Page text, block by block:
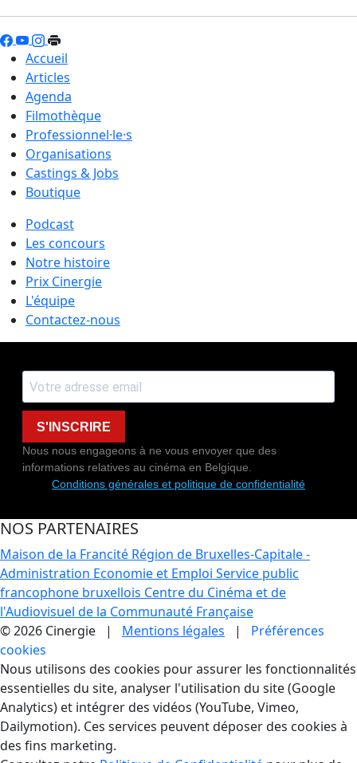
Accueil
Articles
Agenda
Filmothèque
Professionnel·le·s
Organisations
Castings & Jobs
Boutique
Podcast
Les concours
Notre histoire
Prix Cinergie
L'équipe
Contactez-nous
S'INSCRIRE
Nous nous engageons à ne vous envoyer que des
informations relatives au cinéma en Belgique.
Conditions générales et politique de confidentialité
NOS PARTENAIRES
Maison de la Francité Région de Bruxelles-Capitale -
Administration Economie et Emploi Service public
francophone bruxellois Centre du Cinéma et de
l'Audiovisuel de la Communauté Française
© 2026 Cinergie | Mentions légales | Préférences
cookies
Gestion des Cookies
Nous utilisons des cookies pour assurer les fonctionnalités
essentielles du site, analyser l'utilisation du site (Google
Analytics) et intégrer des vidéos (YouTube, Vimeo,
Dailymotion). Ces services peuvent déposer des cookies à
des fins marketing.